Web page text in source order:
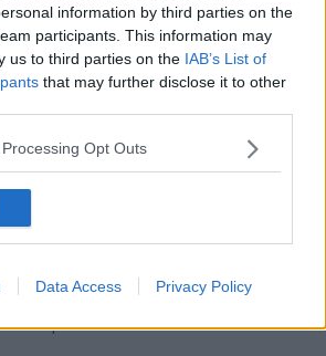
information by third parties on the
participants. This information may
us to third parties on the IAB’s List of
that may further disclose it to other
Opt Outs
Data Access Privacy Policy
Lupi